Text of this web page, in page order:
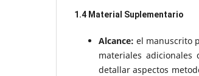
1.4 Material Suplementario
Alcance: el manuscrito
materiales adicionales
detallar aspectos